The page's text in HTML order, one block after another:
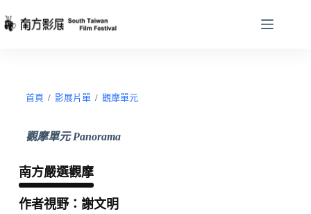
首頁 / 影展片單/ 觀摩單元
觀摩單元 Panorama
南方嚴選觀摩
作者視野：謝文明